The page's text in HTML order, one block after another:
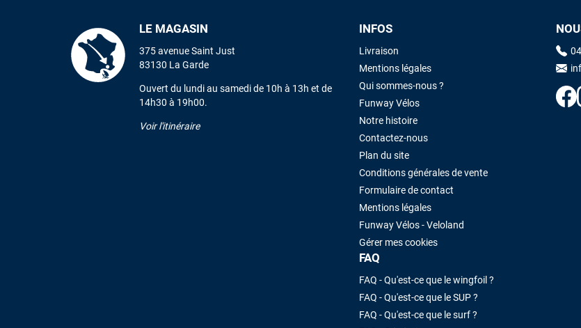
LE MAGASIN
375 avenue Saint Just
83130 La Garde
Ouvert du lundi au samedi de 10h à 13h et de
14h30 à 19h00.
Voir l'itinéraire
INFOS
Livraison
Mentions légales
Qui sommes-nous ?
Funway Vélos
Notre histoire
Contactez-nous
Plan du site
Conditions générales de vente
Formulaire de contact
Mentions légales
Funway Vélos - Veloland
Gérer mes cookies
FAQ
FAQ - Qu'est-ce que le wingfoil ?
FAQ - Qu'est-ce que le SUP ?
FAQ - Qu'est-ce que le surf ?
Maronui RICHMOND
il y a 3 mois
J'ai acheté une voile d'occasion depuis Tahiti. Super service.
été rapide. La voile est arrivée en super état. Mauruuru roa.
VOIR TOUS LES AVIS